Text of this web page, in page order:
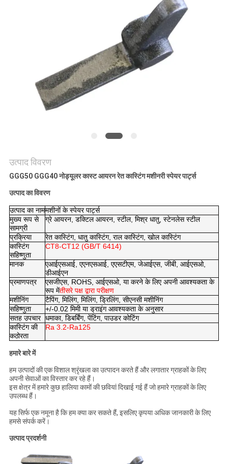
गोपनीयता
उत्पाद विवरण
GGG50 GGG40 नोड्यूलर कास्ट आयरन रेत कास्टिंग मशीनरी स्पेयर पार्ट्स
उत्पाद का विवरण
उत्पाद का नाममशीनों के स्पेयर पार्ट्स
मुख्य रूप से
सामग्री
ग्रे आयरन, डक्टिल आयरन, स्टील, मिश्र धातु, स्टेनलेस स्टील
प्रक्रिया
रेत कास्टिंग, धातु कास्टिंग, राल कास्टिंग, खोल कास्टिंग
कास्टिंग
सहिष्णुता
CT8-CT12 (GB/T 6414)
मानक
एआईएसआई, एएनएसआई, एएसटीएम, जेआईएस, जीबी, आईएसओ,
डीआईएन
प्रमाणपत्र
एसजीएस, ROHS, आईएसओ, या करने के लिए अपनी आवश्यकता के
रूप मेंतीसरे पक्ष द्वारा परीक्षण
मशीनिंग
टैपिंग, मिलिंग, मिलिंग, ड्रिलिंग, सीएनसी मशीनिंग
सहिष्णुता
+/-0.02 मिमी या ड्राइंग आवश्यकता के अनुसार
सतह उपचार धमाका, डिबर्बिंग, पेंटिंग, पाउडर कोटिंग
कास्टिंग की
कठोरता
Ra 3.2-Ra125
हमारे बारे में
हम उत्पादों की एक विशाल श्रृंखला का उत्पादन करते हैं और लगातार ग्राहकों के लिए
अपनी सेवाओं का विस्तार कर रहे हैं।
इस क्षेत्र में हमारे कुछ हालिया कामों की छवियां दिखाई गई हैं जो हमारे ग्राहकों के लिए
उपलब्ध हैं।
यह सिर्फ एक नमूना है कि हम क्या कर सकते हैं, इसलिए कृपया अधिक जानकारी के लिए
हमसे संपर्क करें।
उत्पाद प्रदर्शनी